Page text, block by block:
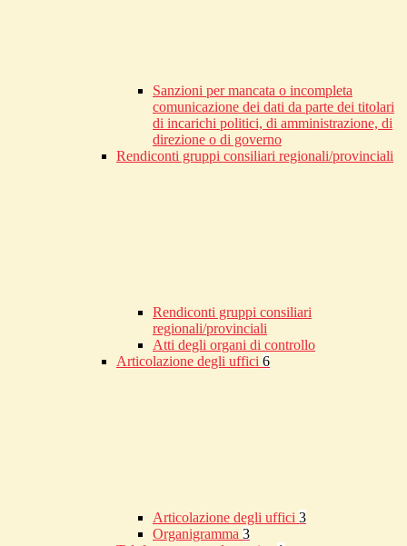
Sanzioni per mancata o incompleta
comunicazione dei dati da parte dei titolari
di incarichi politici, di amministrazione, di
direzione o di governo
Rendiconti gruppi consiliari regionali/provinciali
Rendiconti gruppi consiliari
regionali/provinciali
Atti degli organi di controllo
Articolazione degli uffici 6
Articolazione degli uffici 3
Organigramma 3